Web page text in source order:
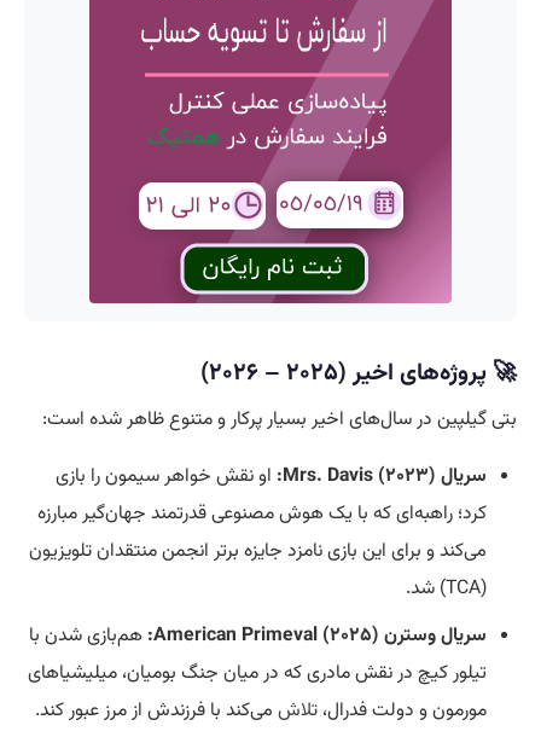
🚀 پروژه‌های اخیر (۲۰۲۵ – ۲۰۲۶)
بتی گیلپین در سال‌های اخیر بسیار پرکار و متنوع ظاهر شده است:
سریال Mrs. Davis (۲۰۲۳):
او نقش خواهر سیمون را بازی
کرد؛ راهبه‌ای که با یک هوش مصنوعی قدرتمند جهان‌گیر مبارزه
می‌کند و برای این بازی نامزد جایزه برتر انجمن منتقدان تلویزیون
(TCA) شد.
سریال وسترن American Primeval (۲۰۲۵):
هم‌بازی شدن با
تیلور کیچ در نقش مادری که در میان جنگ بومیان، میلیشیاهای
مورمون و دولت فدرال، تلاش می‌کند با فرزندش از مرز عبور کند.